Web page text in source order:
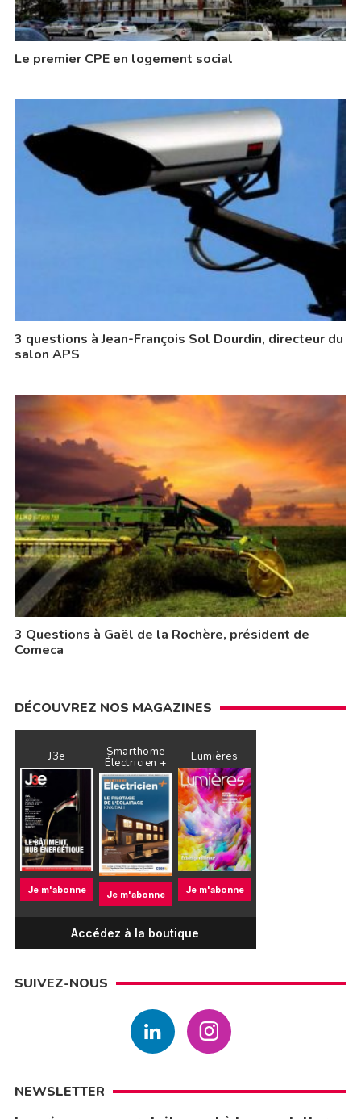
Le premier CPE en logement social
3 questions à Jean-François Sol Dourdin, directeur du
salon APS
3 Questions à Gaël de la Rochère, président de
Comeca
DÉCOUVREZ NOS MAGAZINES
J3e
Je m'abonne
Smarthome
Électricien +
Je m'abonne
Lumières
Je m'abonne
Accédez à la boutique
SUIVEZ-NOUS
NEWSLETTER